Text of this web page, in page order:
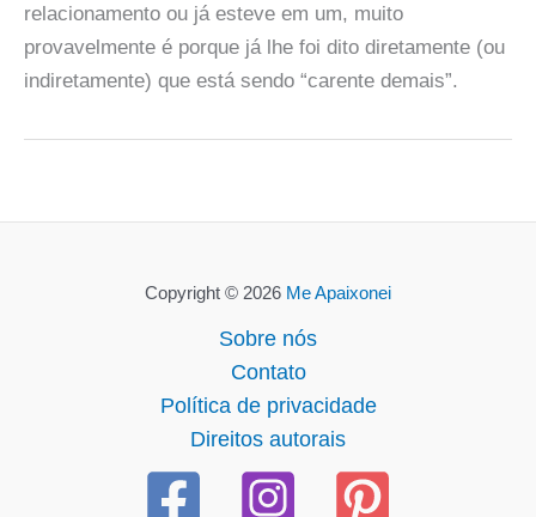
relacionamento ou já esteve em um, muito
provavelmente é porque já lhe foi dito diretamente (ou
indiretamente) que está sendo “carente demais”.
Copyright © 2026 Me Apaixonei
Sobre nós
Contato
Política de privacidade
Direitos autorais